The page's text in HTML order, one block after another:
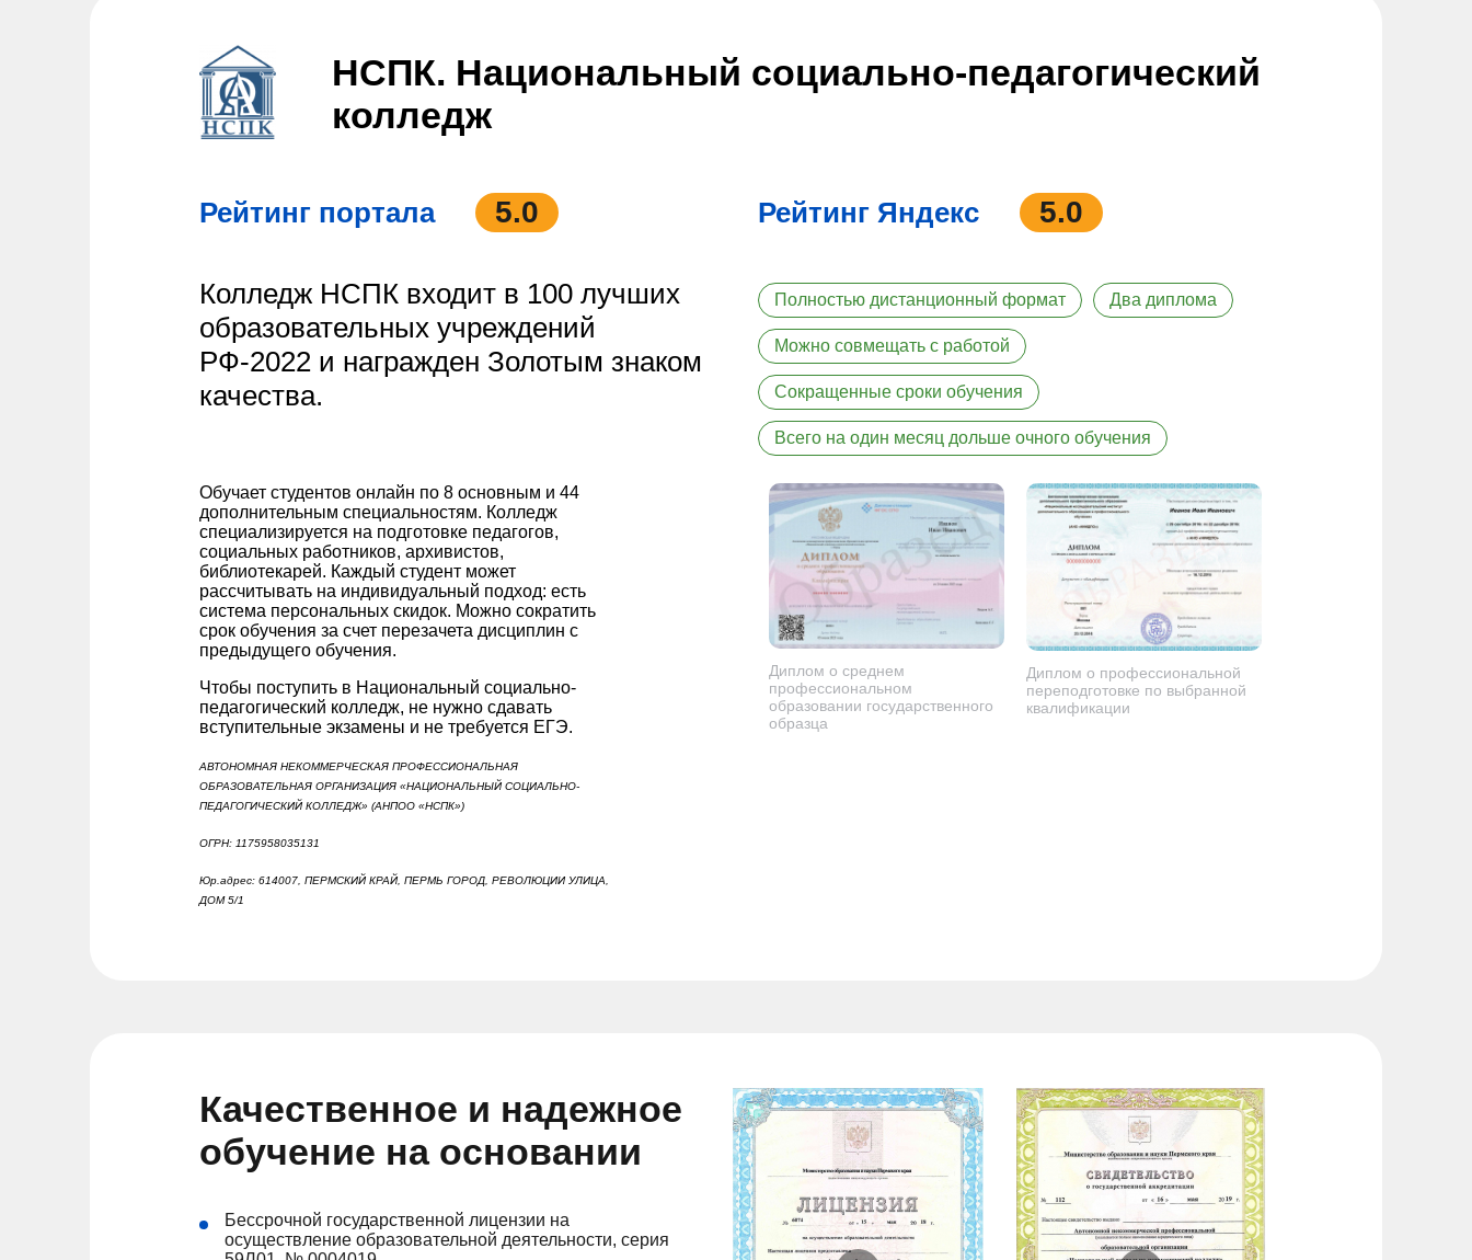
НСПК. Национальный социально-педагогический
колледж
Рейтинг портала 5.0 Рейтинг Яндекс 5.0
Колледж НСПК входит в 100 лучших
образовательных учреждений
РФ-2022 и награжден Золотым знаком
качества.
Полностью дистанционный формат Два диплома
Можно совмещать с работой
Сокращенные сроки обучения
Всего на один месяц дольше очного обучения
Обучает студентов онлайн по 8 основным и 44
дополнительным специальностям. Колледж
специализируется на подготовке педагогов,
социальных работников, архивистов,
библиотекарей. Каждый студент может
рассчитывать на индивидуальный подход: есть
система персональных скидок. Можно сократить
срок обучения за счет перезачета дисциплин с
предыдущего обучения.
Чтобы поступить в Национальный социально-
педагогический колледж, не нужно сдавать
вступительные экзамены и не требуется ЕГЭ.
АВТОНОМНАЯ НЕКОММЕРЧЕСКАЯ ПРОФЕССИОНАЛЬНАЯ
ОБРАЗОВАТЕЛЬНАЯ ОРГАНИЗАЦИЯ «НАЦИОНАЛЬНЫЙ СОЦИАЛЬНО-
ПЕДАГОГИЧЕСКИЙ КОЛЛЕДЖ» (АНПОО «НСПК»)
ОГРН: 1175958035131
Юр.адрес: 614007, ПЕРМСКИЙ КРАЙ, ПЕРМЬ ГОРОД, РЕВОЛЮЦИИ УЛИЦА,
ДОМ 5/1
Диплом о среднем
профессиональном
образовании государственного
образца
Диплом о профессиональной
переподготовке по выбранной
квалификации
Качественное и надежное
обучение на основании
Бессрочной государственной лицензии на
осуществление образовательной деятельности, серия